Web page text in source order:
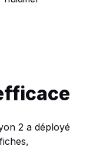
2 a déployé